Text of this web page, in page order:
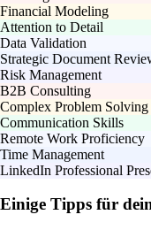
Financial Modeling
Attention to Detail
Data Validation
Strategic Document
Risk Management
B2B Consulting
Complex Problem Solving
Communication Skills
Remote Work Proficiency
Time Management
LinkedIn Professional
Einige Tipps für